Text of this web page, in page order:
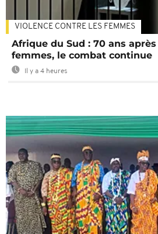
VIOLENCE CONTRE LES FEMMES
Afrique du Sud : 70 ans
femmes, le combat continue
Il y a 4 heures